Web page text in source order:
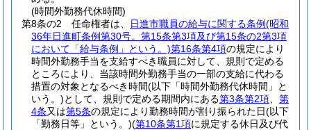
(時間外勤務代休時間)
第8条の2
任命権者は、 日進市職員の給与に関する条例(昭和
36年日進町条例第30号。第15条第3項及び第15条の2第3項
において「給与条例」という。)第16条第4項の規定により
時間外勤務手当を支給すべき職員に対して、規則で定める
ところにより、当該時間外勤務手当の一部の支給に代わる
措置の対象となるべき時間(以下「時間外勤務代休時間」と
いう。)として、規則で定める期間内にある第3条第2項
第
4条又は第5条の規定により勤務時間が割り振られた日(以下
「勤務日等」という。)(第10条第1項に規定する休日及び代